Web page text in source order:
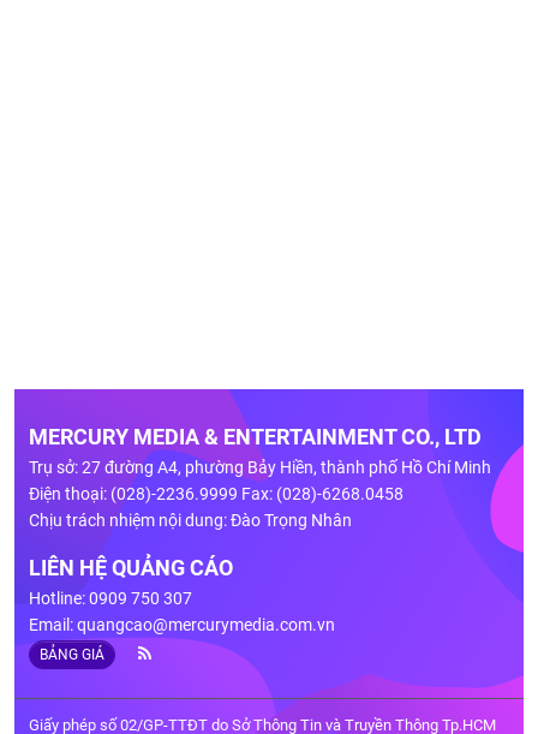
MERCURY MEDIA & ENTERTAINMENT CO., LTD
Trụ sở: 27 đường A4, phường Bảy Hiền, thành phố Hồ Chí Minh
Điện thoại: (028)-2236.9999 Fax: (028)-6268.0458
Chịu trách nhiệm nội dung: Đào Trọng Nhân
LIÊN HỆ QUẢNG CÁO
Hotline: 0909 750 307
Email:quangcao@mercurymedia.com.vn
BẢNG GIÁ
Giấy phép số 02/GP-TTĐT do Sở Thông Tin và Truyền Thông Tp.HCM